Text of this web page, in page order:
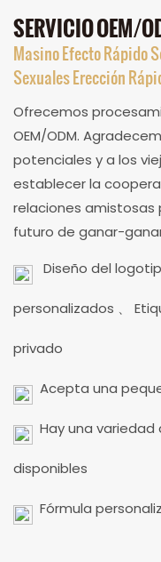
SERVICIO OEM/
Masino Efecto Rápido
Sexuales Erección
Ofrecemos
OEM/ODM.
potenciales y a los
establecer la
relaciones amistosas
futuro de ganar-
Diseño del
personalizados 、
privado
Acepta una
Hay una
disponibles
Fórmula